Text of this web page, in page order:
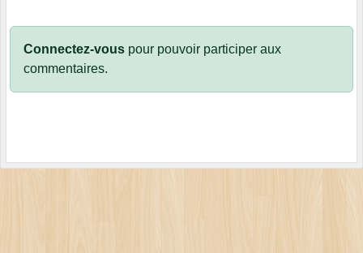
Connectez-vous pour pouvoir participer aux
commentaires.